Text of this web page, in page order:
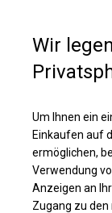
Ganzjährig
Wir
Um Ihnen ein
Einkaufen auf
ermöglichen,
Verwendung
Anzeigen an
Zugang zu